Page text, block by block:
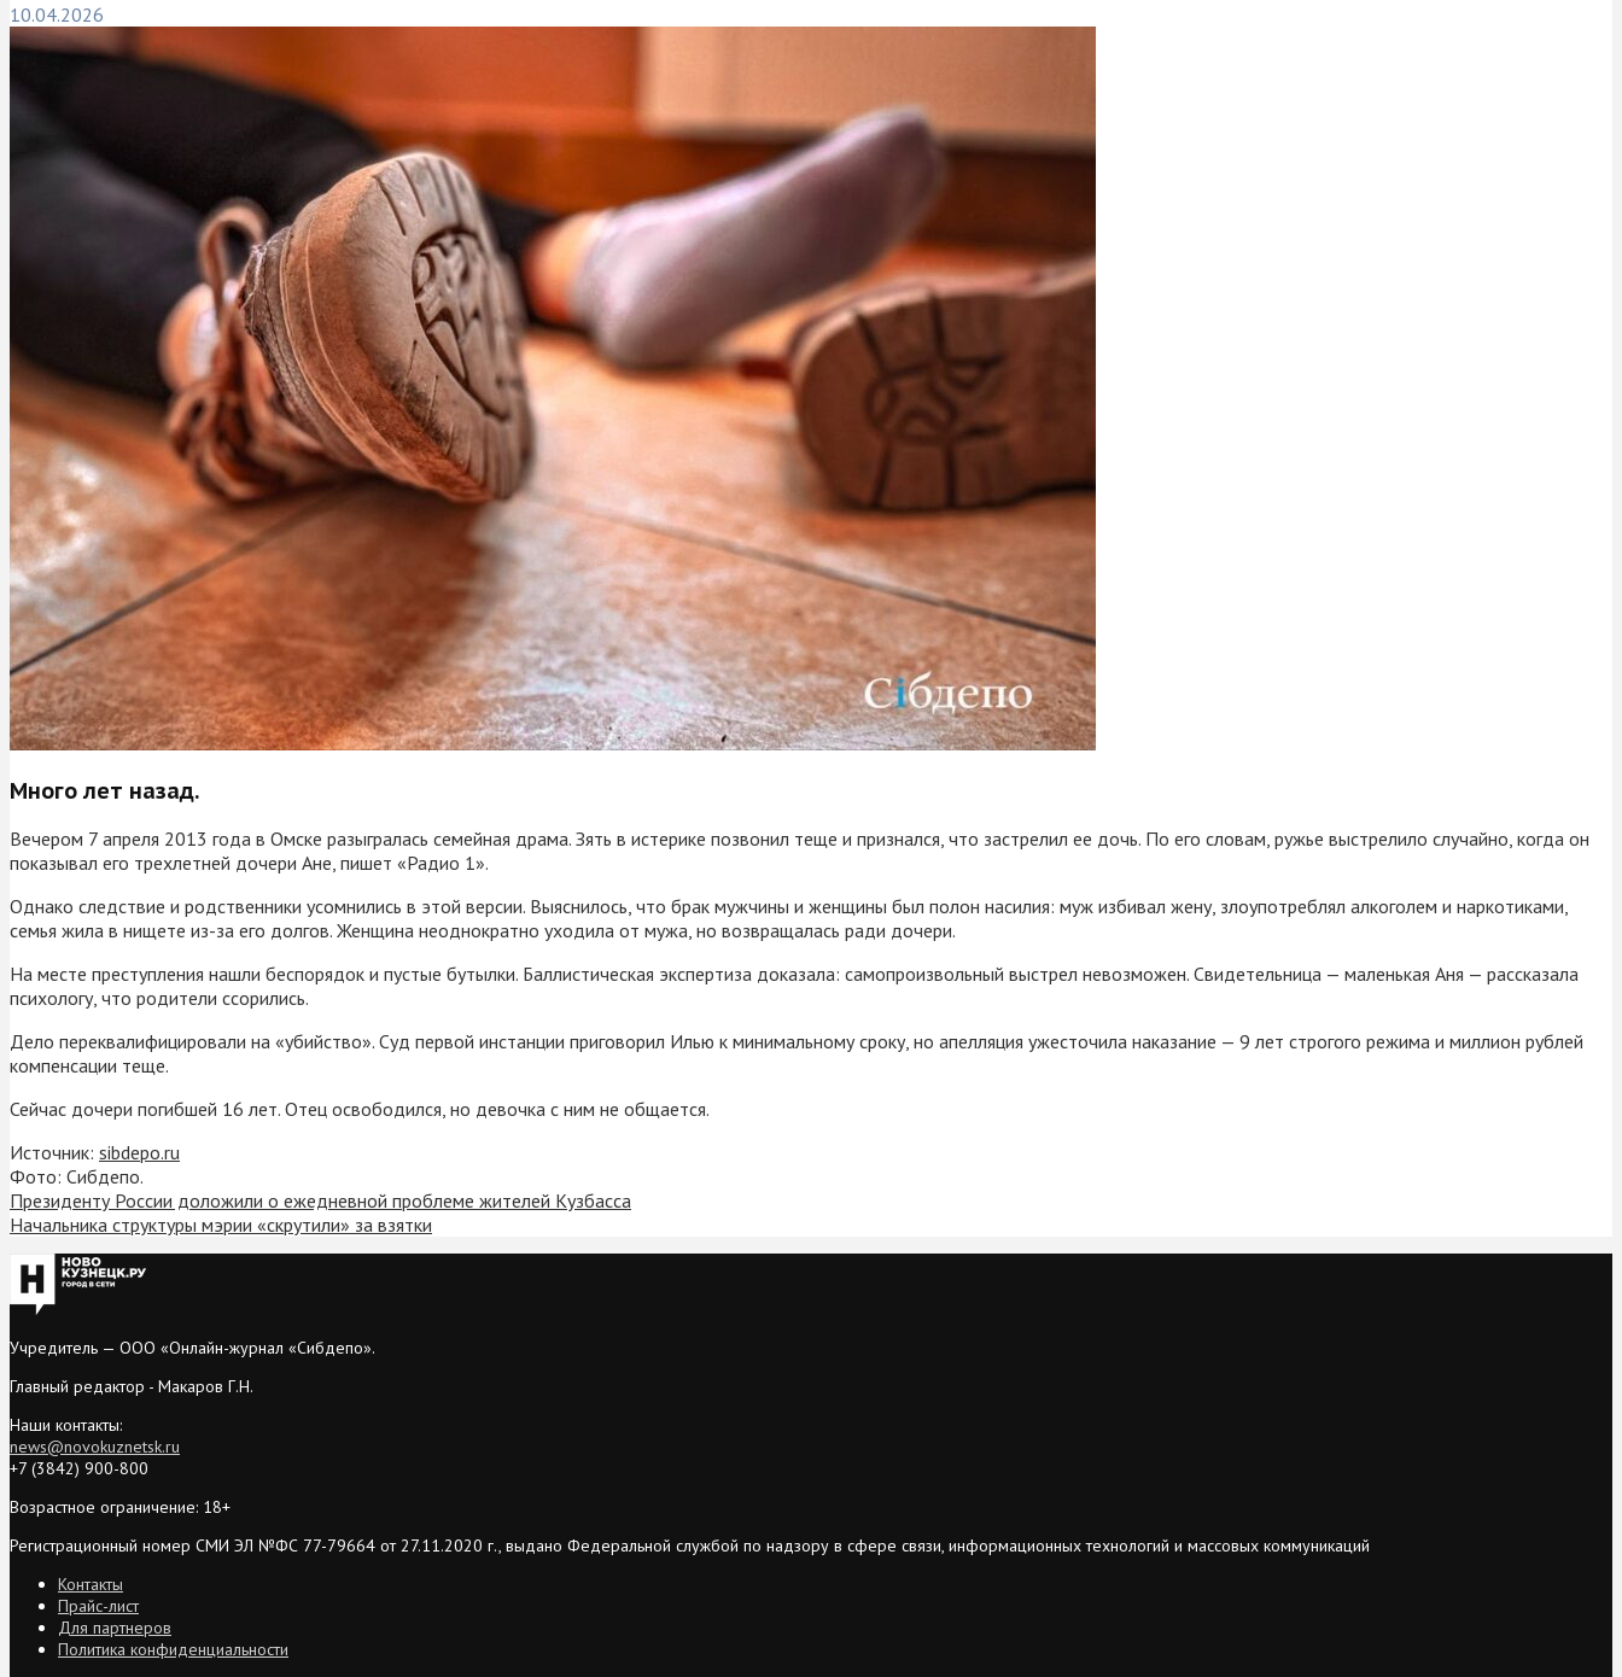
10.04.2026
Много лет назад.
Вечером 7 апреля 2013 года в Омске разыгралась семейная драма. Зять в истерике позвонил теще и признался, что застрелил ее дочь. По его словам, ружье выстрелило случайно, когда он
показывал его трехлетней дочери Ане, пишет «Радио 1».
Однако следствие и родственники усомнились в этой версии. Выяснилось, что брак мужчины и женщины был полон насилия: муж избивал жену, злоупотреблял алкоголем и наркотиками,
семья жила в нищете из-за его долгов. Женщина неоднократно уходила от мужа, но возвращалась ради дочери.
На месте преступления нашли беспорядок и пустые бутылки. Баллистическая экспертиза доказала: самопроизвольный выстрел невозможен. Свидетельница — маленькая Аня — рассказала
психологу, что родители ссорились.
Дело переквалифицировали на «убийство». Суд первой инстанции приговорил Илью к минимальному сроку, но апелляция ужесточила наказание — 9 лет строгого режима и миллион рублей
компенсации теще.
Сейчас дочери погибшей 16 лет. Отец освободился, но девочка с ним не общается.
Источник: sibdepo.ru
Фото: Сибдепо.
Президенту России доложили о ежедневной проблеме жителей Кузбасса
Начальника структуры мэрии «скрутили» за взятки
Учредитель — ООО «Онлайн-журнал «Сибдепо».
Главный редактор - Макаров Г.Н.
Наши контакты:
news@novokuznetsk.ru
+7 (3842) 900-800
Возрастное ограничение: 18+
Регистрационный номер СМИ ЭЛ №ФС 77-79664 от 27.11.2020 г., выдано Федеральной службой по надзору в сфере связи, информационных технологий и массовых коммуникаций
Контакты
Прайс-лист
Для партнеров
Политика конфиденциальности